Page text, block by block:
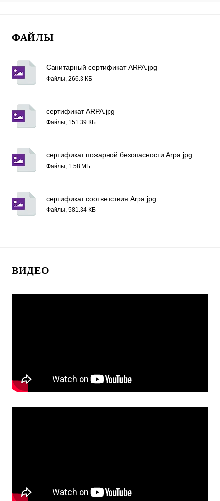
ФАЙЛЫ
Санитарный сертификат ARPA.jpg
Файлы, 266.3 КБ
сертификат ARPA.jpg
Файлы, 151.39 КБ
сертификат пожарной безопасности Arpa.jpg
Файлы, 1.58 МБ
сертификат соответствия Arpa.jpg
Файлы, 581.34 КБ
ВИДЕО